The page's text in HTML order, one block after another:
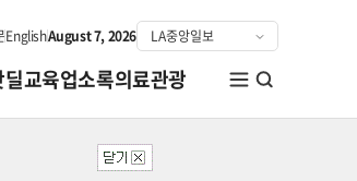
EnglishAugust 7, 2026
교육업소록의료관광